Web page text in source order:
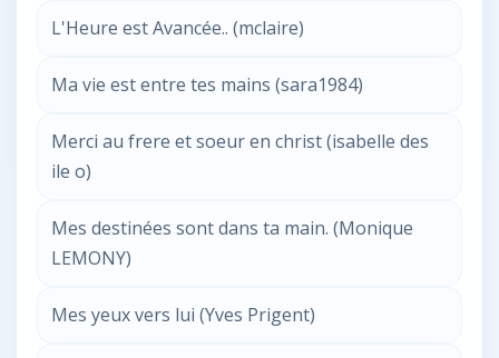
L'Heure est Avancée.. (mclaire)
Ma vie est entre tes mains (sara1984)
Merci au frere et soeur en christ (isabelle des
ile o)
Mes destinées sont dans ta main. (Monique
LEMONY)
Mes yeux vers lui (Yves Prigent)